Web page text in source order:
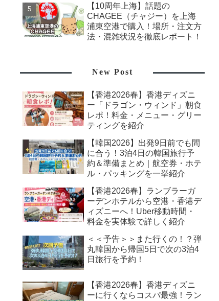
【10周年上海】話題の
CHAGEE（チャジー）を上海
浦東空港で購入！場所・注文方
法・混雑状況を徹底レポート！
New Post
【香港2026春】香港ディズニ
ー「ドラゴン・ウィンド」朝食
レポ！料金・メニュー・グリー
ティングを紹介
【韓国2026】出発9日前でも間
に合う！3泊4日の韓国旅行予
約＆準備まとめ｜航空券・ホテ
ル・パッキングを一挙紹介
【香港2026春】ランブラーガ
ーデンホテルから空港・香港デ
ィズニーへ！Uber移動時間・
料金を実体験で詳しく紹介
＜＜予告＞＞また行くの！？弾
丸韓国から帰国5日で次の3泊4
日旅行を予約！
【香港2026春】香港ディズニ
ーに行くならコスパ最強！ラン